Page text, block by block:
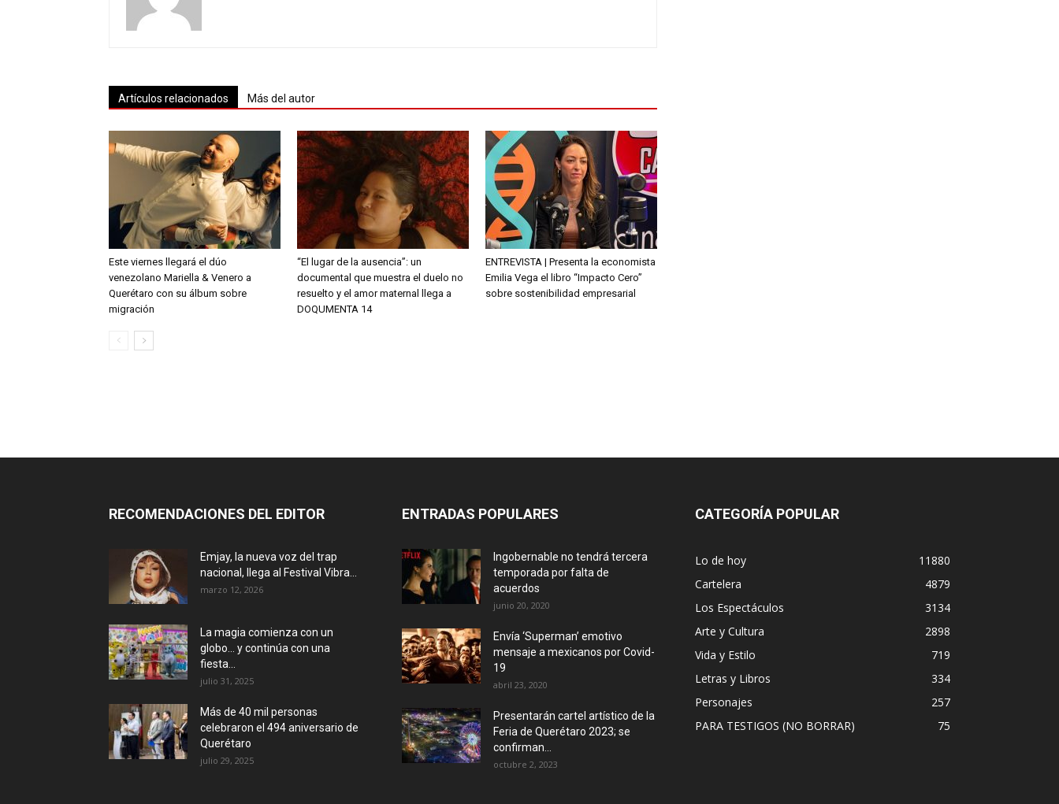
Artículos relacionados Más del autor
Este viernes llegará el dúo
venezolano Mariella & Venero a
Querétaro con su álbum sobre
migración
“El lugar de la ausencia”: un
documental que muestra el duelo no
resuelto y el amor maternal llega a
DOQUMENTA 14
ENTREVISTA | Presenta la economista
Emilia Vega el libro “Impacto Cero”
sobre sostenibilidad empresarial
RECOMENDACIONES DEL EDITOR
Emjay, la nueva voz del trap
nacional, llega al Festival Vibra...
marzo 12, 2026
La magia comienza con un
globo… y continúa con una
fiesta...
julio 31, 2025
Más de 40 mil personas
celebraron el 494 aniversario de
Querétaro
julio 29, 2025
ENTRADAS POPULARES
Ingobernable no tendrá tercera
temporada por falta de
acuerdos
junio 20, 2020
Envía ‘Superman’ emotivo
mensaje a mexicanos por Covid-
19
abril 23, 2020
Presentarán cartel artístico de la
Feria de Querétaro 2023; se
confirman...
octubre 2, 2023
CATEGORÍA POPULAR
Lo de hoy
11880
Cartelera
4879
Los Espectáculos
3134
Arte y Cultura
2898
Vida y Estilo
719
Letras y Libros
334
Personajes
257
PARA TESTIGOS (NO BORRAR)
75